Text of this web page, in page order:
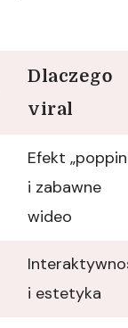
Dlaczego
viral
Efekt
i zabawne
wideo
i estetyka